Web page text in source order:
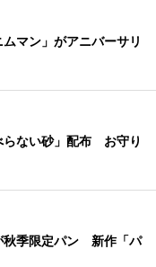
マン」がアニバーサリ
らない砂」配布 お守り
秋季限定パン 新作「パ